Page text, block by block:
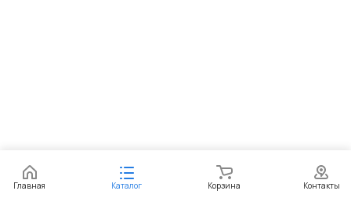
Главная Каталог Корзина Контакты